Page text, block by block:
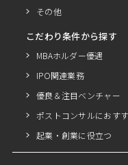
その他
こだわり条件から探す
MBAホルダー優遇
IPO関連業務
優良＆注目ベンチャー
ポストコンサルにおす
起業・創業に役立つ